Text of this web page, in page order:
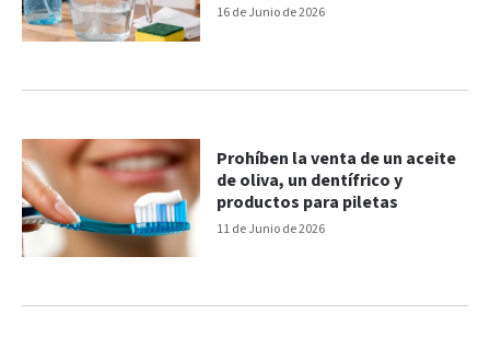
16 de Junio de 2026
11 de Junio de 2026
Prohíben la venta de un aceite
de oliva, un dentífrico y
productos para piletas